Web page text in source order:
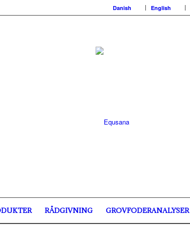
Danish English
RÅDGIVNING GROVFODERANALYSER